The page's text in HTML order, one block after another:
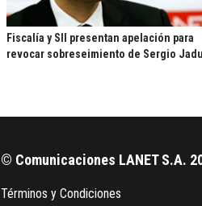
Fiscalía y SII presentan apelación para
revocar sobreseimiento de Sergio
© Comunicaciones LANET S.A.
Términos y Condiciones